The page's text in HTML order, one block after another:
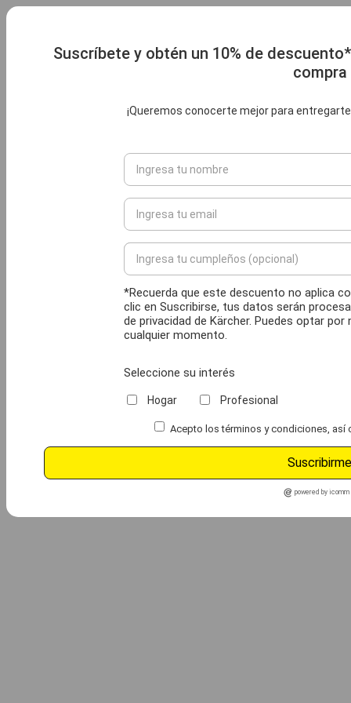
Suscríbete y obtén un 10% de
compra
¡Queremos conocerte mejor para
*Recuerda que este descuento no aplica
clic en Suscribirse, tus datos serán
de privacidad de Kärcher. Puedes optar
cualquier momento.
Seleccione su interés
Hogar Profesional
Acepto los términos y condiciones,
Suscribirme
powered by icomm